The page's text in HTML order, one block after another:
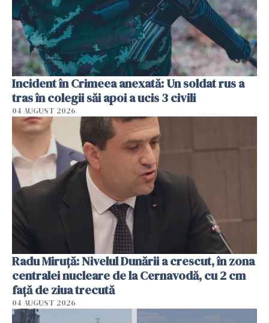
Incident în Crimeea anexată: Un soldat rus a
tras în colegii săi apoi a ucis 3 civili
04 AUGUST 2026
Radu Miruţă: Nivelul Dunării a crescut, în zona
centralei nucleare de la Cernavodă, cu 2 cm
faţă de ziua trecută
04 AUGUST 2026